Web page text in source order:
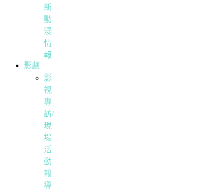
新
動
漫
情
報
影劇
影
視
專
訪/
現
場
活
動
報
導